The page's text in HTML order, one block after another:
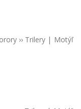
›› Trilery| Motýľ